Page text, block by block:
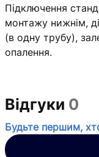
Підключення
монтажу нижнім,
(в одну трубу),
опалення.
Відгуки 0
Будьте першим,